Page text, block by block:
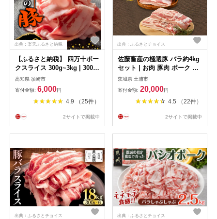
出典：楽天ふるさと納税
【ふるさと納税】 四万十ポー
クスライス 300g~3kg | 300g
ごとの小分け 豚肉 豚バラ肉
小間切れ スライス 切り落と
し 訳アリ 訳あり 冷凍 真空パ
ック 簡単調理 細切れ 大容量
税豚肉
高知県 須崎市
寄付金額: 6,000円
4.9 （25件）
2サイトで掲載中
出典：ふるさとチョイス
佐藤畜産の極選豚 バラ約4kg
セット | お肉 豚肉 ポーク ブ
ロック肉 塊肉 小分け パック
真空パック 冷凍 BBQ 焼肉 キ
ャンプ パーティー 国産 茨城
県 土浦市 ※離島への配送不
茨城県 土浦市
寄付金額: 20,000円
4.5 （22件）
2サイトで掲載中
出典：ふるさとチョイス 出典：ふるさとチョイス